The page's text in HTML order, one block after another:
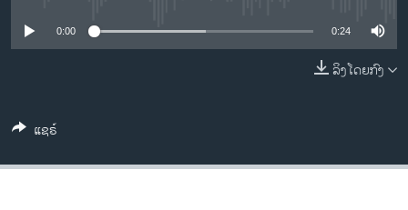
ຊີວິດຊາວລາວ
ທຸລະກິດ
ພາສາອັງກິດ
0:00 0:24
ລິງໂດຍກົງ
ແຊຣ໌